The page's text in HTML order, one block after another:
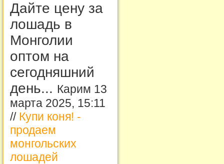
Дайте цену за
лошадь в
Монголии
оптом на
сегодняшний
день... Карим 13
марта 2025, 15:11
// Купи коня! -
продаем
монгольских
лошадей